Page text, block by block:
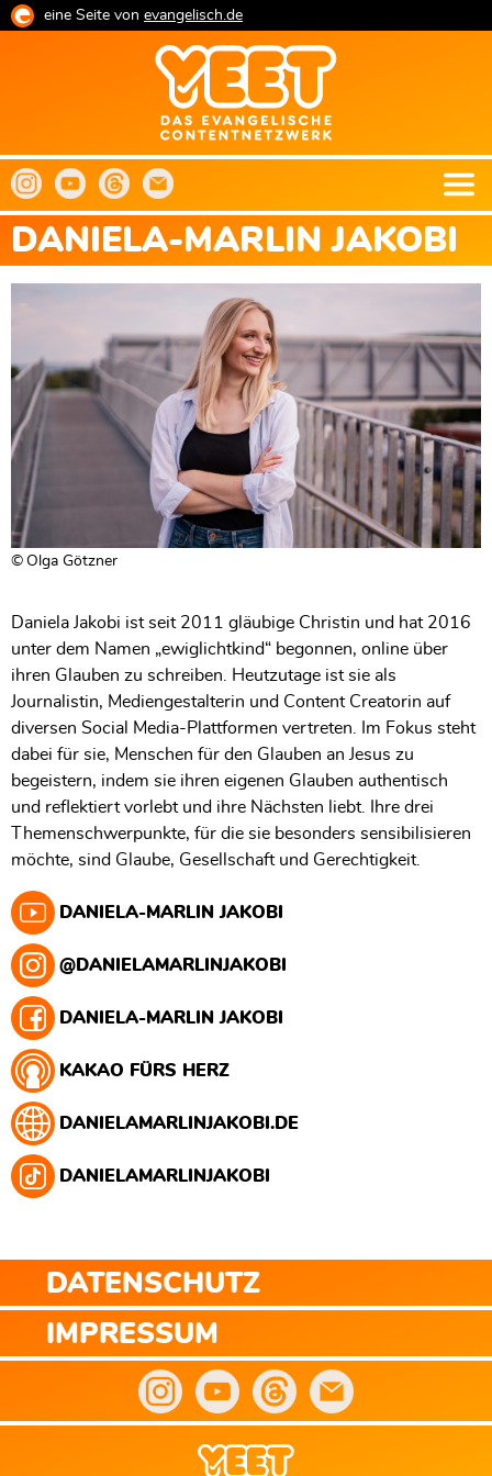
Direkteine Seite von evangelisch.de
DANIELA-MARLIN JAKOBI
Olga Götzner
Daniela Jakobi ist seit 2011 gläubige Christin und hat 2016
unter dem Namen „ewiglichtkind“ begonnen, online über
ihren Glauben zu schreiben. Heutzutage ist sie als
Journalistin, Mediengestalterin und Content Creatorin auf
diversen Social Media-Plattformen vertreten. Im Fokus steht
dabei für sie, Menschen für den Glauben an Jesus zu
begeistern, indem sie ihren eigenen Glauben authentisch
und reflektiert vorlebt und ihre Nächsten liebt. Ihre drei
Themenschwerpunkte, für die sie besonders sensibilisieren
möchte, sind Glaube, Gesellschaft und Gerechtigkeit.
DANIELA-MARLIN JAKOBI
@DANIELAMARLINJAKOBI
DANIELA-MARLIN JAKOBI
KAKAO FÜRS HERZ
DANIELAMARLINJAKOBI.DE
DANIELAMARLINJAKOBI
DATENSCHUTZ
IMPRESSUM